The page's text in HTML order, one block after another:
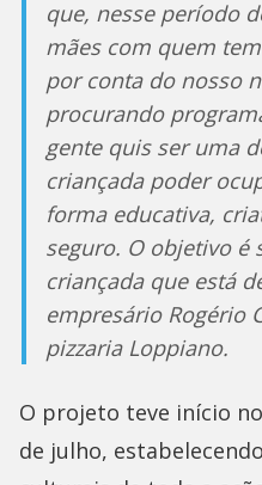
que, nesse período
mães com quem
por conta do nosso
procurando
gente quis ser uma
criançada poder
forma educativa,
seguro. O objetivo é
criançada que está
empresário Rogério
pizzaria Loppiano.
O projeto teve início
de julho,